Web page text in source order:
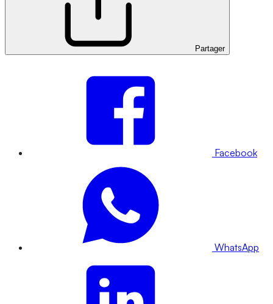
Partager
Facebook
WhatsApp